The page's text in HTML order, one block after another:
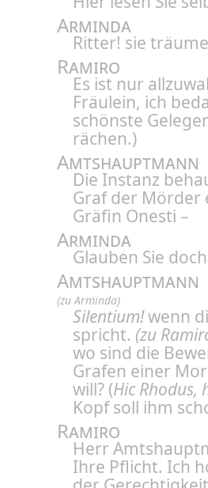
Arminda
Ritter! sie
Ramiro
Es ist nur
Fräulein, ich
schönste
rächen.)
Amtshauptmann
Die Instanz
Graf der Mörder
Gräfin Onesti –
Arminda
Glauben Sie
Amtshauptmann
(zu Arminda)
Silentium!wenn
spricht. (zu
wo sind die
Grafen einer
will? (Hic Rhodus,
Kopf soll ihm
Ramiro
Herr
Ihre Pflicht. Ich